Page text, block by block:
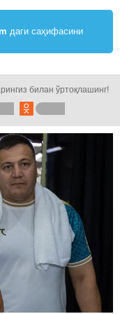
даги саҳифасини
билан ўртоқлашинг!